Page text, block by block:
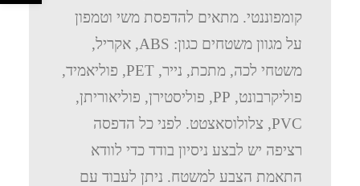
קומפוננטי. מתאים להדפסת משי וטמפון
על מגוון משטחים כגון: ABS, אקריל,
משטחי לכה, מתכת, נייר, PET, פוליאמיד,
פוליקרבונט, PP, פוליסטירן, פוליאוריתן,
PVC, צלולוסאצטט. לפני כל הדפסה
רציפה יש לבצע ניסיון בודד כדי לוודא
התאמת הצבע למשטח. ניתן לעבוד עם